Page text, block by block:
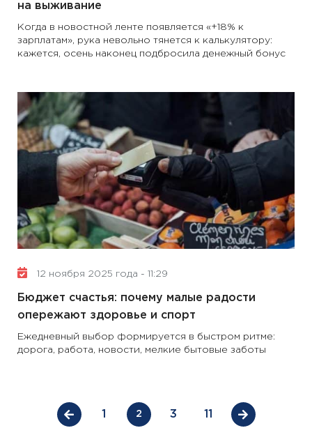
на выживание
Когда в новостной ленте появляется «+18% к
зарплатам», рука невольно тянется к калькулятору:
кажется, осень наконец подбросила денежный бонус
12 ноября 2025 года - 11:29
Бюджет счастья: почему малые радости
опережают здоровье и спорт
Ежедневный выбор формируется в быстром ритме:
дорога, работа, новости, мелкие бытовые заботы
1 2 3 11